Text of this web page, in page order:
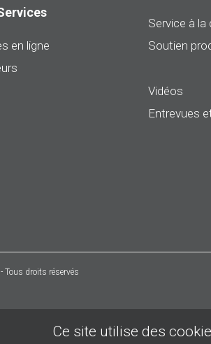
en ligne
Service à la
Soutien
Vidéos
Entrevues
Tous droits réservés
Ce site utilise des